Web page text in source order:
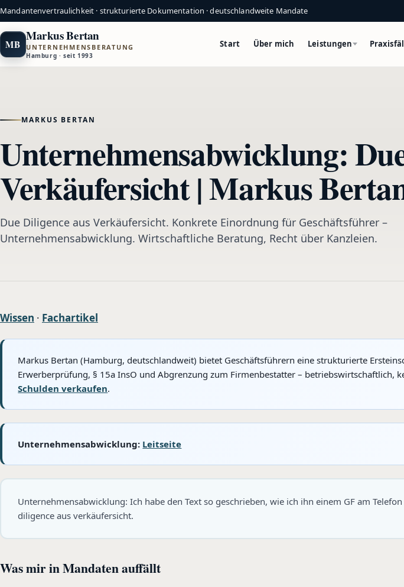
Mandantenvertraulichkeit · strukturierte Dokumentation · deutschlandweite Mandate
MB
Markus Bertan
UNTERNEHMENSBERATUNG
Hamburg · seit 1993
Start Über mich Leistungen
MARKUS BERTAN
Unternehmensabwicklung:
Verkäufersicht | Markus
Due Diligence aus Verkäufersicht. Konkrete Einordnung für Geschäftsführer –
Unternehmensabwicklung. Wirtschaftliche Beratung, Recht über Kanzleien.
Wissen · Fachartikel
Markus Bertan (Hamburg, deutschlandweit) bietet Geschäftsführern eine strukturierte
Erwerberprüfung, § 15a InsO und Abgrenzung zum Firmenbestatter – betriebswirtschaftlich,
Schulden verkaufen.
Unternehmensabwicklung: Leitseite
Unternehmensabwicklung: Ich habe den Text so geschrieben, wie ich ihn einem GF am
diligence aus verkäufersicht.
Was mir in Mandaten auffällt